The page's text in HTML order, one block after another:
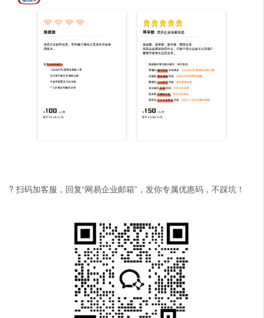
? 扫码加客服，回复“网易企业邮箱”，发你专属优惠码，不踩坑！